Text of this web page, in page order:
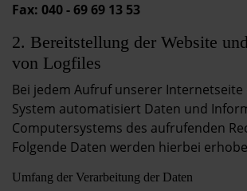
Fax: 040 - 69 69 13 53
2. Bereitstellung der Website
von Logfiles
Bei jedem Aufruf unserer
System automatisiert Daten und
Computersystems des aufrufenden
Folgende Daten werden hierbei
Umfang der Verarbeitung der Daten